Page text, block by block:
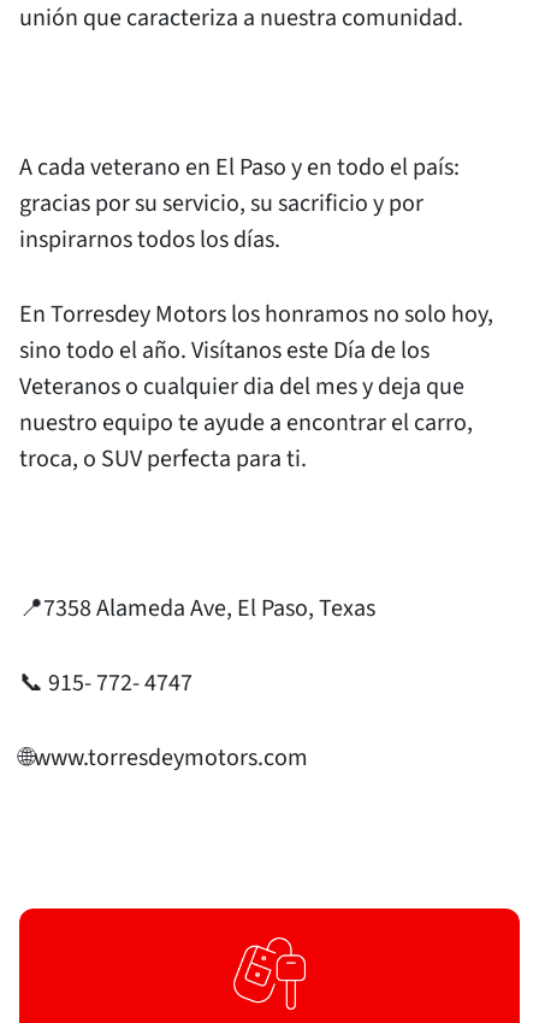
unión que caracteriza a nuestra comunidad.
A cada veterano en El Paso y en todo el país:
gracias por su servicio, su sacrificio y por
inspirarnos todos los días.
En Torresdey Motors los honramos no solo hoy,
sino todo el año. Visítanos este Día de los
Veteranos o cualquier dia del mes y deja que
nuestro equipo te ayude a encontrar el carro,
troca, o SUV perfecta para ti.
📍7358 Alameda Ave, El Paso, Texas
📞 915- 772- 4747
🌐www.torresdeymotors.com